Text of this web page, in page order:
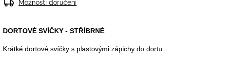
DORTOVÉ SVÍČKY - STŘÍBRNÉ
Krátké dortové svíčky s plastovými zápichy do dortu.
Možnosti doručení